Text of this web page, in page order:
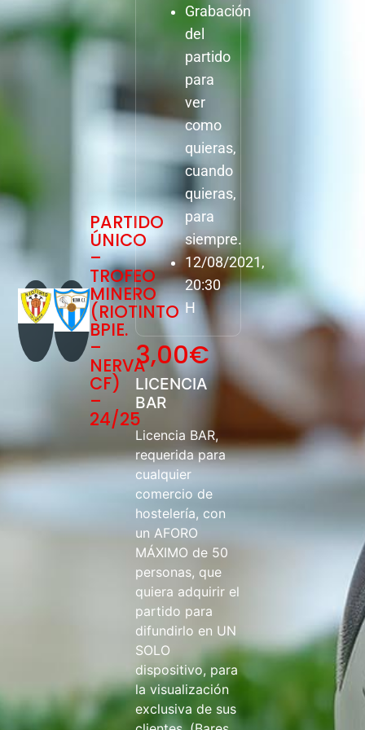
PARTIDO
ÚNICO
–
TROFEO
MINERO
(RIOTINTO
BPIE.
–
NERVA
CF)
–
24/25
Grabación
del
partido
para
ver
como
quieras,
cuando
quieras,
para
siempre.
12/08/2021,
20:30
H
3,00€
LICENCIA
BAR
Licencia BAR,
requerida para
cualquier
comercio de
hostelería, con
un AFORO
MÁXIMO de 50
personas, que
quiera adquirir el
partido para
difundirlo en UN
SOLO
dispositivo, para
la visualización
exclusiva de sus